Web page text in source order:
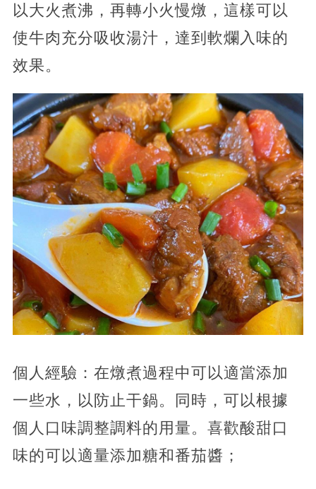
以大火煮沸，再轉小火慢燉，這樣可以
使牛肉充分吸收湯汁，達到軟爛入味的
效果。
個人經驗：在燉煮過程中可以適當添加
一些水，以防止干鍋。同時，可以根據
個人口味調整調料的用量。喜歡酸甜口
味的可以適量添加糖和番茄醬；